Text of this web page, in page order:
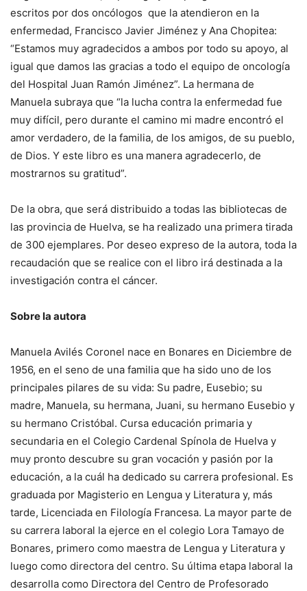
escritos por dos oncólogos que la atendieron en la
enfermedad, Francisco Javier Jiménez y Ana Chopitea:
“Estamos muy agradecidos a ambos por todo su apoyo, al
igual que damos las gracias a todo el equipo de oncología
del Hospital Juan Ramón Jiménez”. La hermana de
Manuela subraya que “la lucha contra la enfermedad fue
muy difícil, pero durante el camino mi madre encontró el
amor verdadero, de la familia, de los amigos, de su pueblo,
de Dios. Y este libro es una manera agradecerlo, de
mostrarnos su gratitud”.
De la obra, que será distribuido a todas las bibliotecas de
las provincia de Huelva, se ha realizado una primera tirada
de 300 ejemplares. Por deseo expreso de la autora, toda la
recaudación que se realice con el libro irá destinada a la
investigación contra el cáncer.
Sobre la autora
Manuela Avilés Coronel nace en Bonares en Diciembre de
1956, en el seno de una familia que ha sido uno de los
principales pilares de su vida: Su padre, Eusebio; su
madre, Manuela, su hermana, Juani, su hermano Eusebio y
su hermano Cristóbal. Cursa educación primaria y
secundaria en el Colegio Cardenal Spínola de Huelva y
muy pronto descubre su gran vocación y pasión por la
educación, a la cuál ha dedicado su carrera profesional. Es
graduada por Magisterio en Lengua y Literatura y, más
tarde, Licenciada en Filología Francesa. La mayor parte de
su carrera laboral la ejerce en el colegio Lora Tamayo de
Bonares, primero como maestra de Lengua y Literatura y
luego como directora del centro. Su última etapa laboral la
desarrolla como Directora del Centro de Profesorado